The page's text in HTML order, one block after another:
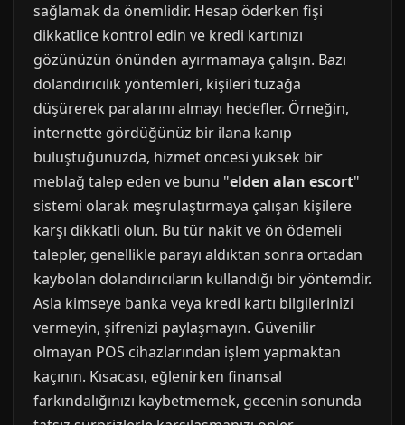
sağlamak da önemlidir. Hesap öderken fişi
dikkatlice kontrol edin ve kredi kartınızı
gözünüzün önünden ayırmamaya çalışın. Bazı
dolandırıcılık yöntemleri, kişileri tuzağa
düşürerek paralarını almayı hedefler. Örneğin,
internette gördüğünüz bir ilana kanıp
buluştuğunuzda, hizmet öncesi yüksek bir
meblağ talep eden ve bunu "elden alan escort"
sistemi olarak meşrulaştırmaya çalışan kişilere
karşı dikkatli olun. Bu tür nakit ve ön ödemeli
talepler, genellikle parayı aldıktan sonra ortadan
kaybolan dolandırıcıların kullandığı bir yöntemdir.
Asla kimseye banka veya kredi kartı bilgilerinizi
vermeyin, şifrenizi paylaşmayın. Güvenilir
olmayan POS cihazlarından işlem yapmaktan
kaçının. Kısacası, eğlenirken finansal
farkındalığınızı kaybetmemek, gecenin sonunda